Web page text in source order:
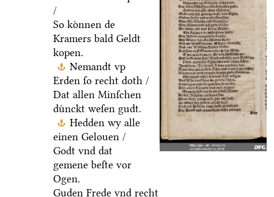
/
So koͤnnen de
Kramers bald Geldt
kopen.
Nemandt vp
Erden ſo recht doth /
Dat allen Minſchen
duͤnckt weſen gudt.
Hedden wy alle
einen Gelouen /
Godt vnd dat
gemene beſte vor
Ogen.
Guden Frede vnd recht